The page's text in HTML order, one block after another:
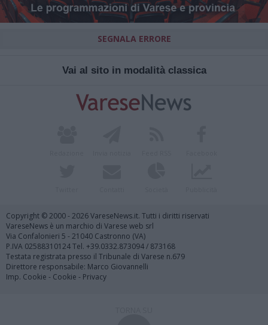
SEGNALA ERRORE
Vai al sito in modalità classica
Copyright © 2000 - 2026 VareseNews.it. Tutti i diritti riservati
VareseNews è un marchio di Varese web srl
Via Confalonieri 5 - 21040 Castronno (VA)
P.IVA 02588310124 Tel. +39.0332.873094 / 873168
Testata registrata presso il Tribunale di Varese n.679
Direttore responsabile: Marco Giovannelli
Imp. Cookie - Cookie - Privacy